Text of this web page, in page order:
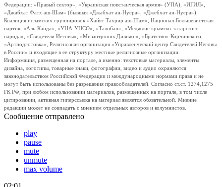
Федерации: «Правый сектор», «Украинская повстанческая армия» (УПА), «ИГИЛ»,
«Джабхат Фатх аш-Шам» (бывшая «Джабхат ан-Нусра», «Джебхат ан-Нусра»),
Коалиция исламских группировок «Хайят Тахрир аш-Шам», Национал-Большевистская
партия, «Аль-Каида», «УНА-УНСО», «Талибан», «Меджлис крымско-татарского
народа», «Свидетели Иеговы», «Мизантропик Дивижн», «Братство» Корчинского,
«Артподготовка», Религиозная организация «Управленческий центр Свидетелей Иеговы
в России» и входящие в ее структуру местные религиозные организации.
Информация, размещенная на портале, а именно: текстовые материалы, элементы
дизайна, логотипы, товарные знаки, фотографии, видео и аудио охраняются
законодательством Российской Федерации и международными нормами права и не
могут быть использованы без разрешения правообладателей. Согласно ст.ст. 1274,1275
ГК РФ, при любом использовании материалов, размещенных на портале, в том числе
цитировании, активная гиперссылка на материал является обязательной. Мнение
редакции может не совпадать с мнением отдельных авторов и колумнистов.
Сообщение отправлено
play
pause
mute
unmute
max volume